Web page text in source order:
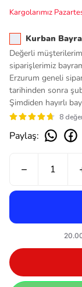
Kargolarımız
Kurban
Değerli
siparişlerimiz
Erzurum geneli
tarihinden sonra
Şimdiden hayırlı
8
Paylaş: